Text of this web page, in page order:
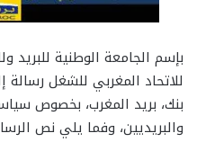
بإسم الجامعة الوطنية للبريد
للاتحاد المغربي للشغل رسالة
بنك، بريد المغرب، بخصوص
والبريديين، وفما يلي نص